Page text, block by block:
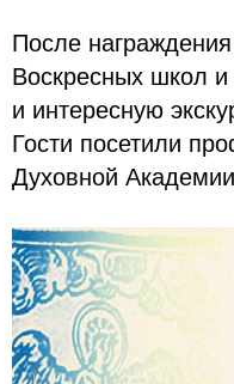
После
Воскресных школ
и интересную
Гости посетили
Духовной